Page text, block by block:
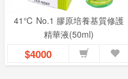
41℃ No.1 膠原培養基質修護
精華液(50ml)
$4000